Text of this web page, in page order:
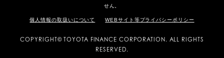
せん。
個人情報の取扱いについて WEBサイト等プライバシーポリシー
COPYRIGHT© TOYOTA FINANCE CORPORATION. ALL RIGHTS
RESERVED.